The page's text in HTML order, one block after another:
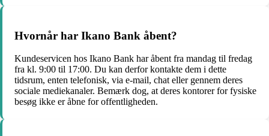
Hvornår har Ikano Bank åbent?
Kundeservicen hos Ikano Bank har åbent fra mandag til fredag
fra kl. 9:00 til 17:00. Du kan derfor kontakte dem i dette
tidsrum, enten telefonisk, via e-mail, chat eller gennem deres
sociale mediekanaler. Bemærk dog, at deres kontorer for fysiske
besøg ikke er åbne for offentligheden.